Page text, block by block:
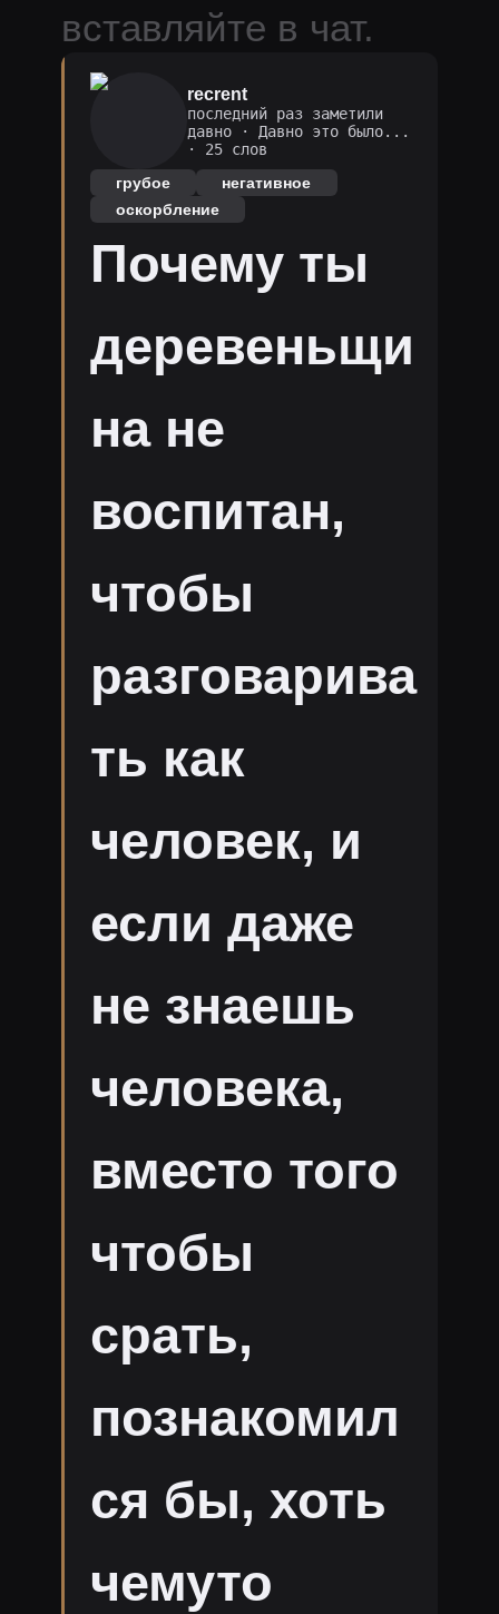
вставляйте в чат.
recrent
последний раз заметили
давно·
Давно это было...
· 25 слов
грубое
негативное
оскорбление
Почему ты
деревеньщи
на не
воспитан,
чтобы
разговарива
ть как
человек, и
если даже
не знаешь
человека,
вместо того
чтобы
срать,
познакомил
ся бы, хоть
чемуто